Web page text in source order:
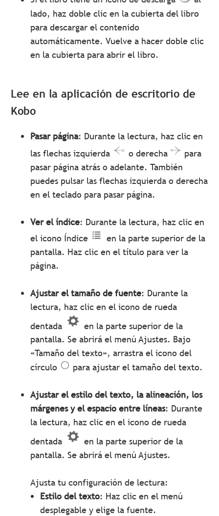
lado, haz doble clic en la cubierta del libro
para descargar el contenido
automáticamente. Vuelve a hacer doble clic
en la cubierta para abrir el libro.
Lee en la aplicación de escritorio de
Kobo
Pasar página: Durante la lectura, haz clic en
las flechas izquierda
o derecha
para
pasar página atrás o adelante. También
puedes pulsar las flechas izquierda o derecha
en el teclado para pasar página.
Ver el índice: Durante la lectura, haz clic en
el icono Índice
en la parte superior de la
pantalla. Haz clic en el título para ver la
página.
Ajustar el tamaño de fuente: Durante la
lectura, haz clic en el icono de rueda
dentada
en la parte superior de la
pantalla. Se abrirá el menú Ajustes. Bajo
«Tamaño del texto», arrastra el icono del
círculo
para ajustar el tamaño del texto.
Ajustar el estilo del texto, la alineación, los
márgenes y el espacio entre líneas: Durante
la lectura, haz clic en el icono de rueda
dentada
en la parte superior de la
pantalla. Se abrirá el menú Ajustes.
Ajusta tu configuración de lectura:
Estilo del texto: Haz clic en el menú
desplegable y elige la fuente.